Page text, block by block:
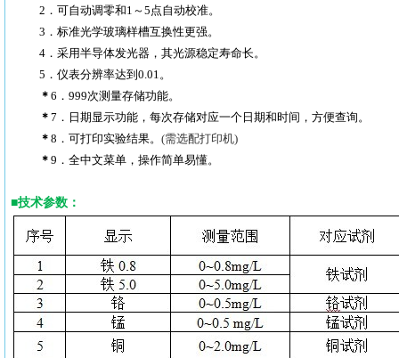
2．可自动调零和1～5点自动校准。
3．标准光学玻璃样槽互换性更强。
4．采用半导体发光器，其光源稳定寿命长。
5．仪表分辨率达到0.01。
＊ 6．999次测量存储功能。
＊ 7．日期显示功能，每次存储对应一个日期和时间，方便查询。
＊ 8．可打印实验结果。 (需选配打印机)
＊ 9．全中文菜单，操作简单易懂。
■技术参数：